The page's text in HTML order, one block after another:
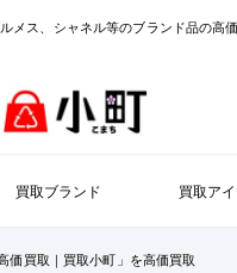
メス、シャネル等のブランド品の高
買取ブランド 買取ア
価買取｜買取小町」を高価買取